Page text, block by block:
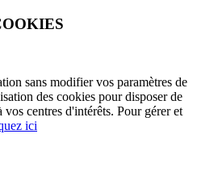
sans modifier vos paramètres de
des cookies pour disposer de
vos centres d'intérêts. Pour gérer et
ici